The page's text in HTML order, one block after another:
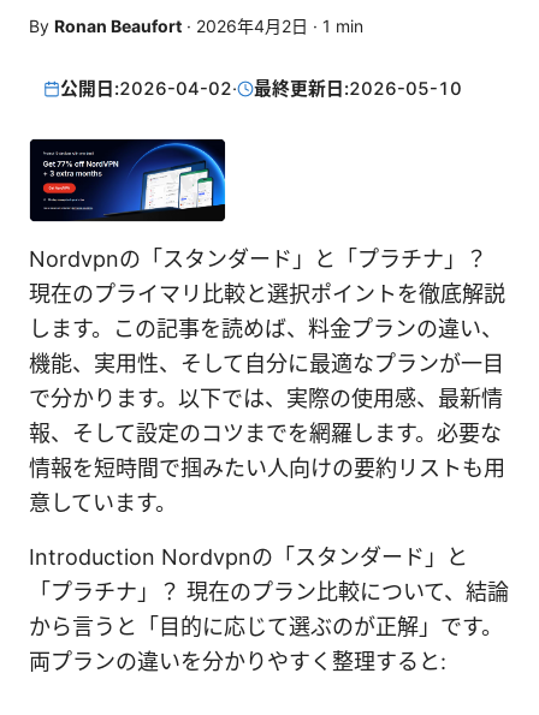
By Ronan Beaufort · 2026年4月2日 · 1 min
公開日:2026-04-02· 最終更新日:2026-05-10
Nordvpnの「スタンダード」と「プラチナ」？
現在のプライマリ比較と選択ポイントを徹底解説
します。この記事を読めば、料金プランの違い、
機能、実用性、そして自分に最適なプランが一目
で分かります。以下では、実際の使用感、最新情
報、そして設定のコツまでを網羅します。必要な
情報を短時間で掴みたい人向けの要約リストも用
意しています。
Introduction Nordvpnの「スタンダード」と
「プラチナ」？ 現在のプラン比較について、結論
から言うと「目的に応じて選ぶのが正解」です。
両プランの違いを分かりやすく整理すると: